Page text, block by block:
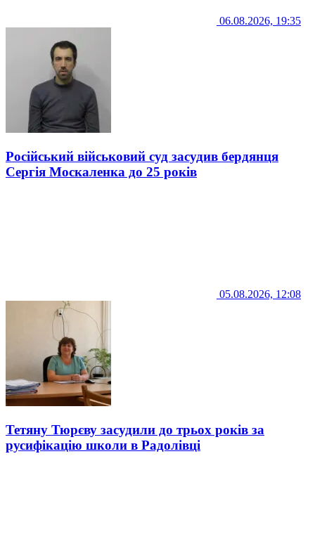
06.08.2026, 19:35
Російський військовий суд засудив бердянця
Сергія Москаленка до 25 років
05.08.2026, 12:08
Тетяну Тюрєву засудили до трьох років за
русифікацію школи в Радолівці